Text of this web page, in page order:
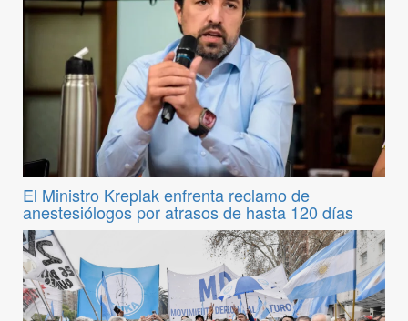
El Ministro Kreplak enfrenta reclamo de
anestesiólogos por atrasos de hasta 120 días